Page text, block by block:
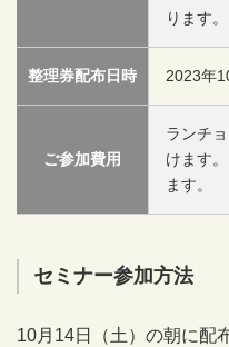
ります。
整理券配布日時 2023年
ご参加費用
ランチ
けます
ます。
セミナー参加方法
10月14日（土）の朝に配